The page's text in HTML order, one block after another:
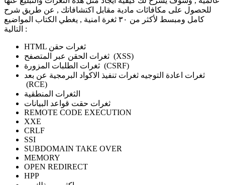
للحصول على مكافائات مادية مقابل اكتشافاتك , عن طريق شرح
كامل ومبسط لأكثر من ٣٠ ثغرة امنية , يغطي الكتاب المواضيع
التالية :
HTML ثغرات حقن
ثغرات الحقن عبر المتصفح (XSS)
ثغرات الطلبات المزورة (CSRF)
ثغرات اعادة التوجيه ثغرات تنفيذ الاكواد البرمجية عن بعد
(RCE)
الثغرات المنطقية
ثغرات حقت قواعد البيانات
REMOTE CODE EXECUTION
XXE
CRLF
SSI
SUBDOMAIN TAKE OVER
MEMORY
OPEN REDIRECT
HPP